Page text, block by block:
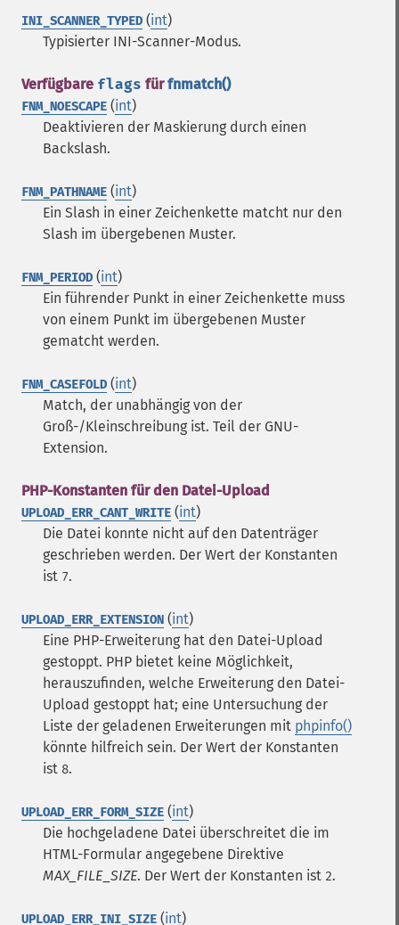
INI_SCANNER_TYPED (int)
Typisierter INI-Scanner-Modus.
Verfügbare flags fürfnmatch()
FNM_NOESCAPE (int)
Deaktivieren der Maskierung durch einen
Backslash.
FNM_PATHNAME (int)
Ein Slash in einer Zeichenkette matcht nur den
Slash im übergebenen Muster.
FNM_PERIOD (int)
Ein führender Punkt in einer Zeichenkette muss
von einem Punkt im übergebenen Muster
gematcht werden.
FNM_CASEFOLD (int)
Match, der unabhängig von der
Groß-/Kleinschreibung ist. Teil der GNU-
Extension.
PHP-Konstanten für den Datei-Upload
UPLOAD_ERR_CANT_WRITE (int)
Die Datei konnte nicht auf den Datenträger
geschrieben werden. Der Wert der Konstanten
ist 7.
UPLOAD_ERR_EXTENSION (int)
Eine PHP-Erweiterung hat den Datei-Upload
gestoppt. PHP bietet keine Möglichkeit,
herauszufinden, welche Erweiterung den Datei-
Upload gestoppt hat; eine Untersuchung der
Liste der geladenen Erweiterungen mit phpinfo()
könnte hilfreich sein. Der Wert der Konstanten
ist 8.
UPLOAD_ERR_FORM_SIZE (int)
Die hochgeladene Datei überschreitet die im
HTML-Formular angegebene Direktive
MAX_FILE_SIZE. Der Wert der Konstanten ist 2.
UPLOAD_ERR_INI_SIZE (int)